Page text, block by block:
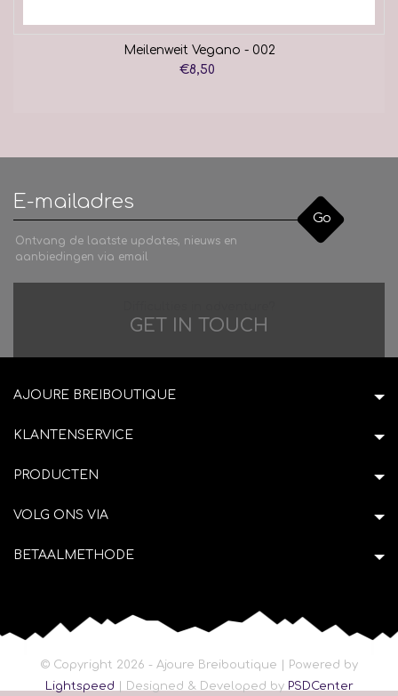
Meilenweit Vegano - 002
€8,50
Go
Ontvang de laatste updates, nieuws en
aanbiedingen via email
GET IN TOUCH
AJOURE BREIBOUTIQUE
KLANTENSERVICE
PRODUCTEN
VOLG ONS VIA
BETAALMETHODE
© Copyright 2026 - Ajoure Breiboutique | Powered by
Lightspeed | Designed & Developed by PSDCenter